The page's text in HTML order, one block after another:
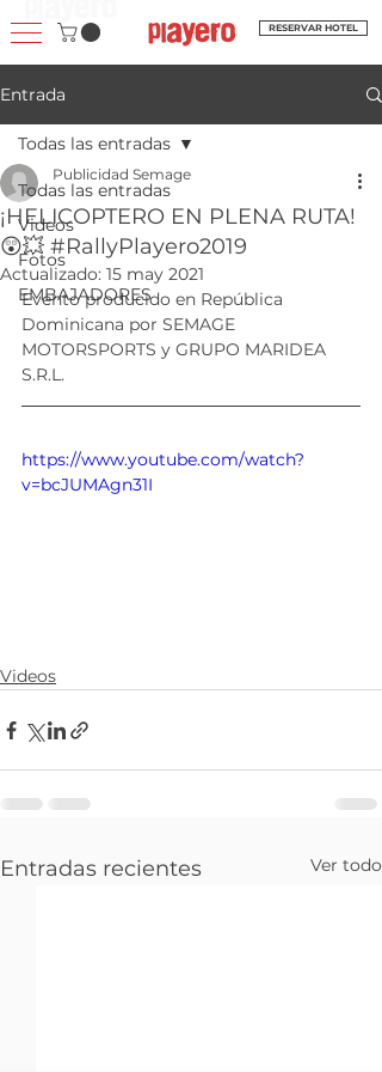
RESERVAR HOTEL
Entrada
Todas las entradas
Videos
Fotos
EMBAJADORES
Todas las entradas
¡HELICOPTERO EN PLENA RUTA!
😲💥 #RallyPlayero2019
Publicidad Semage
Actualizado: 15 may 2021
Evento producido en República
Dominicana por SEMAGE
MOTORSPORTS y GRUPO MARIDEA
S.R.L.
https://www.youtube.com/watch?
v=bcJUMAgn31I
Videos
Entradas recientes Ver todo